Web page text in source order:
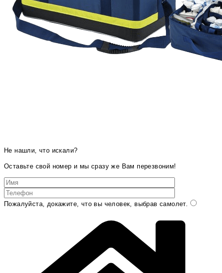
Не нашли, что искали?
Оставьте свой номер и мы сразу же Вам перезвоним!
Пожалуйста, докажите, что вы человек, выбрав самолет.